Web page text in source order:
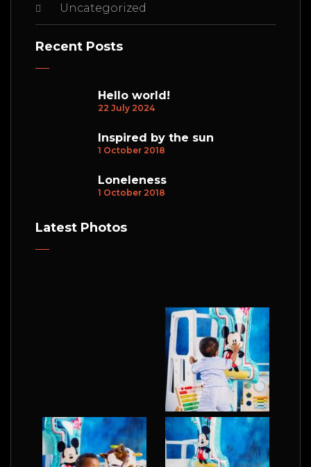
Uncategorized
Recent Posts
Hello world!
22 July 2024
Inspired by the sun
1 October 2018
Loneleness
1 October 2018
Latest Photos